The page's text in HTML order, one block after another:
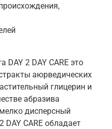
DAY 2 DAY CARE это
аюрведических
глицерин и
абразива
дисперсный
DAY CARE обладает